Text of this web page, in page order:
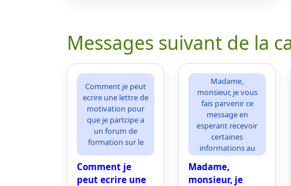
Messages suivant de la
Comment je peut
ecrire une lettre de
motivation pour
que je partcipe a
un forum de
formation sur le
Comment je
peut ecrire une
Madame,
monsieur, je vous
fais parvenir ce
message en
esperant recevoir
certaines
informations au
Madame,
monsieur, je